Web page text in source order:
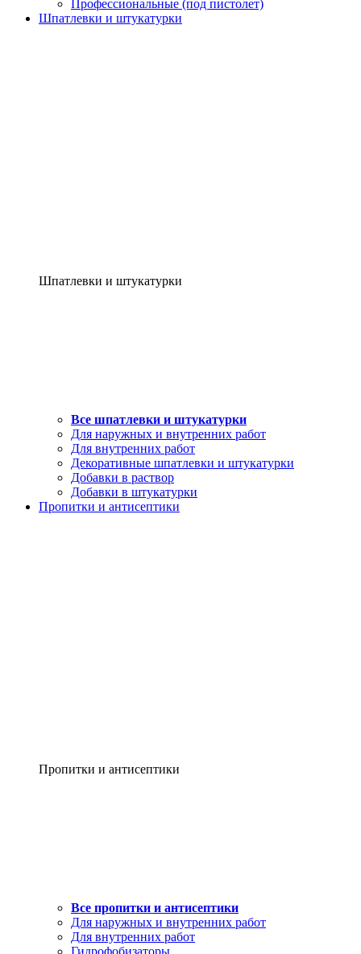
Профессиональные (под пистолет)
Шпатлевки и штукатурки
Шпатлевки и штукатурки
Все шпатлевки и штукатурки
Для наружных и внутренних работ
Для внутренних работ
Декоративные шпатлевки и штукатурки
Добавки в раствор
Добавки в штукатурки
Пропитки и антисептики
Пропитки и антисептики
Все пропитки и антисептики
Для наружных и внутренних работ
Для внутренних работ
Гидрофобизаторы